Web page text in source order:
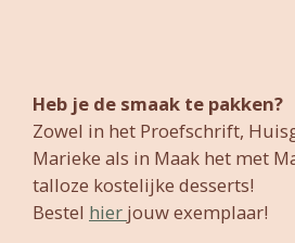
Heb je de smaak te pakken?
Zowel in het Proefschrift,
Marieke als in Maak het met
talloze kostelijke desserts!
Bestel hier jouw exemplaar!